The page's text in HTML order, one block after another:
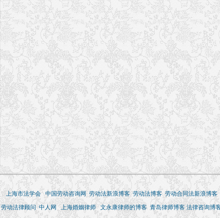
上海市法学会 中国劳动咨询网 劳动法新浪博客 劳动法博客 劳动合同法新浪博客
劳动法律顾问 中人网 上海婚姻律师 文永康律师的博客 青岛律师博客法律咨询博